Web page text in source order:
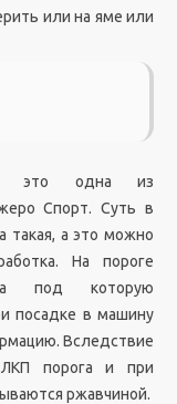
или на яме или
это одна из
Спорт. Суть в
такая, а это можно
На пороге
под которую
посадке в машину
Вследствие
ЛКП порога и при
ржавчиной.